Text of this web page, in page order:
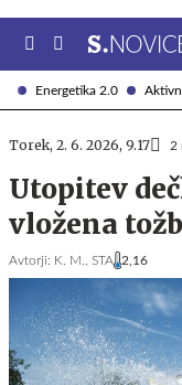
Energetika 2.0
Torek, 2. 6. 2026, 9.17 2
Utopitev
vložena
Avtorji: K. M., STA 2,16